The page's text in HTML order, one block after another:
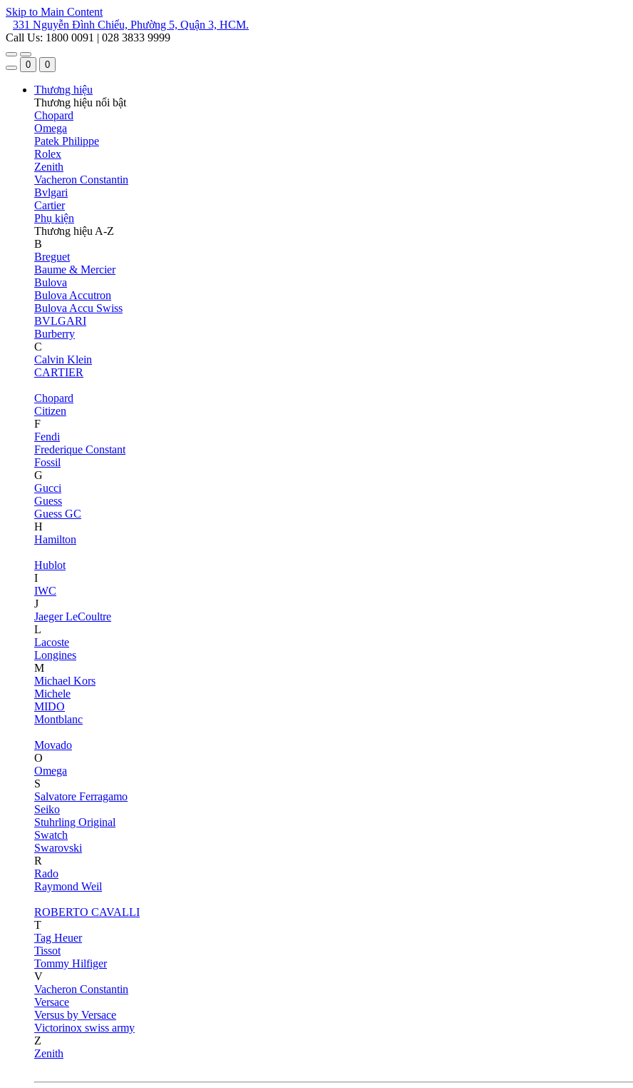
Skip to Main Content
331 Nguyễn Đình Chiểu, Phường 5, Quận 3, HCM.
Call Us: 1800 0091 | 028 3833 9999
0 0
Thương hiệu
Thương hiệu nổi bật
Chopard
Omega
Patek Philippe
Rolex
Zenith
Vacheron Constantin
Bvlgari
Cartier
Phụ kiện
Thương hiệu A-Z
B
Breguet
Baume & Mercier
Bulova
Bulova Accutron
Bulova Accu Swiss
BVLGARI
Burberry
C
Calvin Klein
CARTIER
Chopard
Citizen
F
Fendi
Frederique Constant
Fossil
G
Gucci
Guess
Guess GC
H
Hamilton
Hublot
I
IWC
J
Jaeger LeCoultre
L
Lacoste
Longines
M
Michael Kors
Michele
MIDO
Montblanc
Movado
O
Omega
S
Salvatore Ferragamo
Seiko
Stuhrling Original
Swatch
Swarovski
R
Rado
Raymond Weil
ROBERTO CAVALLI
T
Tag Heuer
Tissot
Tommy Hilfiger
V
Vacheron Constantin
Versace
Versus by Versace
Victorinox swiss army
Z
Zenith